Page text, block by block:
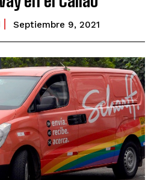
Septiembre 9, 2021